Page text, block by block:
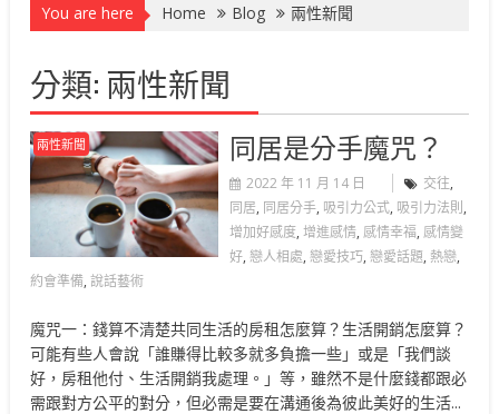
You are here Home Blog 兩性新聞
分類: 兩性新聞
兩性新聞 同居是分手魔咒？
2022 年 11 月 14 日 交往,
同居, 同居分手, 吸引力公式, 吸引力法則 ,
增加好感度,增進感情,感情幸福,感情變
好,戀人相處,戀愛技巧,戀愛話題,熱戀,
約會準備,說話藝術
魔咒一：錢算不清楚共同生活的房租怎麼算？生活開銷怎麼算？
可能有些人會說「誰賺得比較多就多負擔一些」或是「我們談
好，房租他付、生活開銷我處理。」等，雖然不是什麼錢都跟必
需跟對方公平的對分，但必需是要在溝通後為彼此美好的生活...